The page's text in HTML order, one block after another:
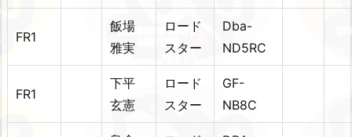
FR1
飯場
雅実
ロード
スター
Dba-
ND5RC
FR1
下平
玄憲
ロード
スター
GF-
NB8C